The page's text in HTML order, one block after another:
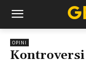
OPINI
Kontroversi